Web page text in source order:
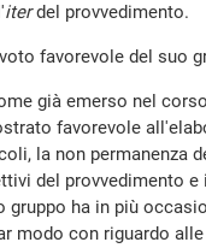
iterdel provvedimento.
favorevole del suo
già emerso nel
favorevole
la non permanenza
del provvedimento
ha in più
modo con riguardo